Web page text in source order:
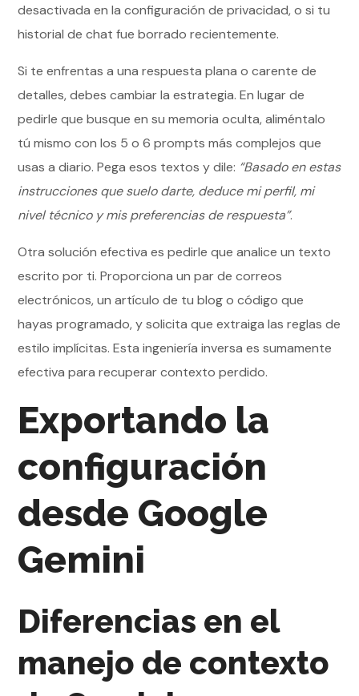
desactivada en la configuración de privacidad, o si tu
historial de chat fue borrado recientemente.
Si te enfrentas a una respuesta plana o carente de
detalles, debes cambiar la estrategia. En lugar de
pedirle que busque en su memoria oculta, aliméntalo
tú mismo con los 5 o 6 prompts más complejos que
usas a diario. Pega esos textos y dile: “Basado en estas
instrucciones que suelo darte, deduce mi perfil, mi
nivel técnico y mis preferencias de respuesta”.
Otra solución efectiva es pedirle que analice un texto
escrito por ti. Proporciona un par de correos
electrónicos, un artículo de tu blog o código que
hayas programado, y solicita que extraiga las reglas de
estilo implícitas. Esta ingeniería inversa es sumamente
efectiva para recuperar contexto perdido.
Exportando la
configuración
desde Google
Gemini
Diferencias en el
manejo de contexto